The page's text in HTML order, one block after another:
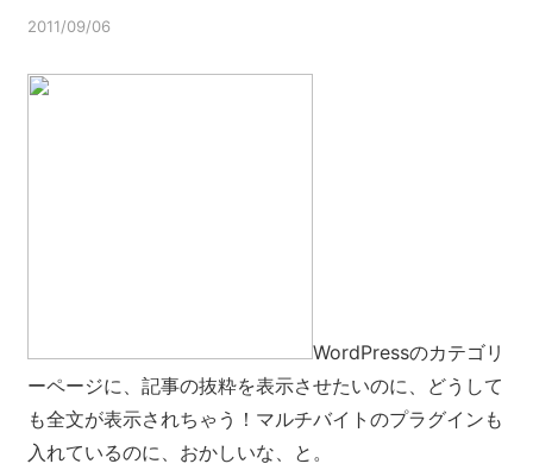
2011/09/06
WordPressのカテゴリ
ーページに、記事の抜粋を表示させたいのに、どうして
も全文が表示されちゃう！マルチバイトのプラグインも
入れているのに、おかしいな、と。